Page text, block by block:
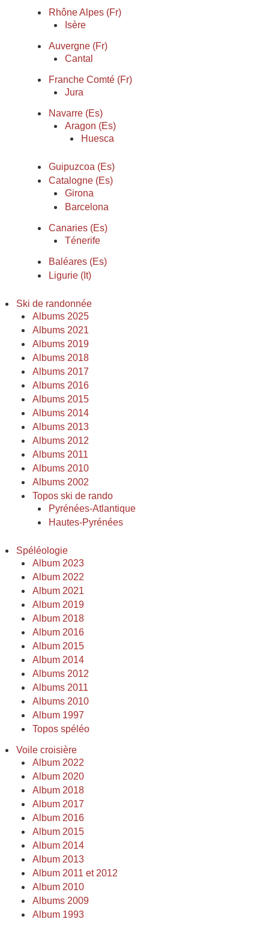
Rhône Alpes (Fr)
Isère
Auvergne (Fr)
Cantal
Franche Comté (Fr)
Jura
Navarre (Es)
Aragon (Es)
Huesca
Guipuzcoa (Es)
Catalogne (Es)
Girona
Barcelona
Canaries (Es)
Ténerife
Baléares (Es)
Ligurie (It)
Ski de randonnée
Albums 2025
Albums 2021
Albums 2019
Albums 2018
Albums 2017
Albums 2016
Albums 2015
Albums 2014
Albums 2013
Albums 2012
Albums 2011
Albums 2010
Albums 2002
Topos ski de rando
Pyrénées-Atlantique
Hautes-Pyrénées
Spéléologie
Album 2023
Album 2022
Album 2021
Album 2019
Album 2018
Album 2016
Album 2015
Album 2014
Albums 2012
Albums 2011
Albums 2010
Album 1997
Topos spéléo
Voile croisière
Album 2022
Album 2020
Album 2018
Album 2017
Album 2016
Album 2015
Album 2014
Album 2013
Album 2011 et 2012
Album 2010
Albums 2009
Album 1993